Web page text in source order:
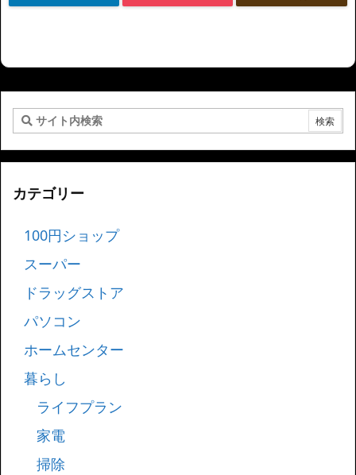
カテゴリー
100円ショップ
スーパー
ドラッグストア
パソコン
ホームセンター
暮らし
ライフプラン
家電
掃除